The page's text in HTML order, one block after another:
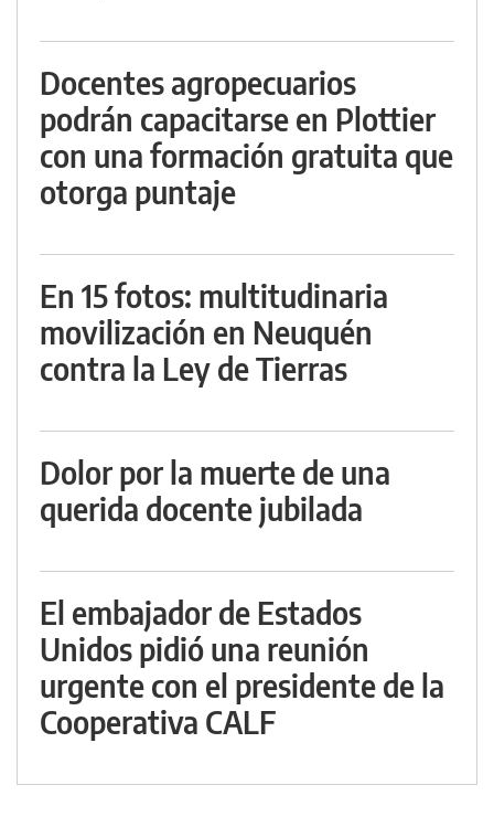
Docentes agropecuarios
podrán capacitarse en Plottier
con una formación gratuita que
otorga puntaje
En 15 fotos: multitudinaria
movilización en Neuquén
contra la Ley de Tierras
Dolor por la muerte de una
querida docente jubilada
El embajador de Estados
Unidos pidió una reunión
urgente con el presidente de la
Cooperativa CALF